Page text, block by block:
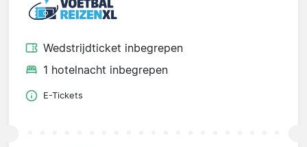
Wedstrijdticket inbegrepen
1 hotelnacht inbegrepen
E-Tickets